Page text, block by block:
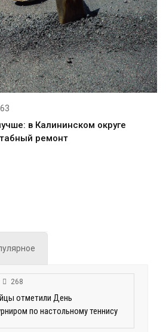
в Калининском округе
ремонт
268
отметили День
по настольному теннису